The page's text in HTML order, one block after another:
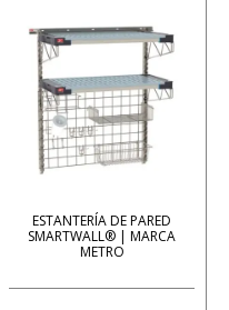
ESTANTERÍA DE PARED
SMARTWALL® | MARCA
METRO